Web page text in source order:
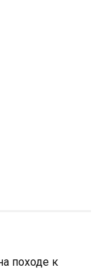
походе к